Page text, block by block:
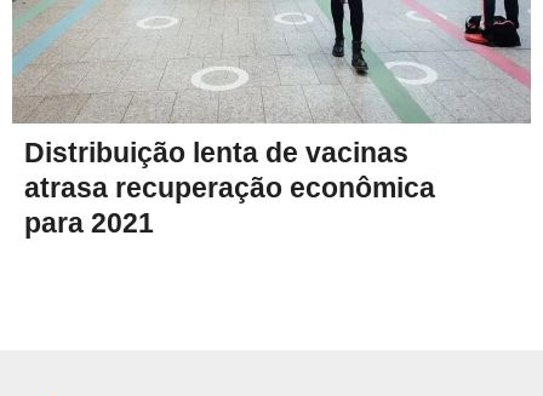
Distribuição lenta de vacinas
atrasa recuperação econômica
para 2021